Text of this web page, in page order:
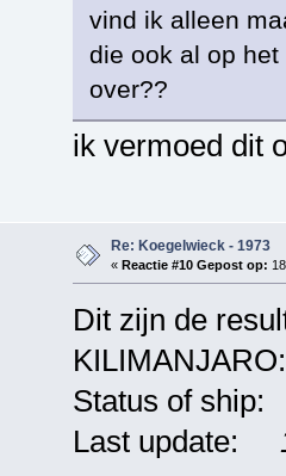
vind ik alleen
die ook al op
over??
ik vermoed dit
Re: Koegelwieck - 1973
« Reactie #10 Gepost op:
Dit zijn de
KILIMANJARO:
Status of
Last update: